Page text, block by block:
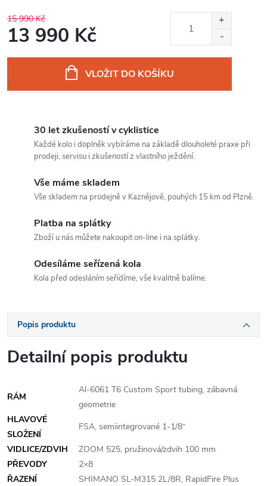
15 990 Kč
13 990 Kč
VLOŽIT DO KOŠÍKU
30 let zkušeností v cyklistice
Každé kolo i doplněk vybíráme na základě dlouholeté praxe při
prodeji, servisu i zkušeností z vlastního ježdění.
Vše máme skladem
Vše skladem na prodejně v Kaznějově, pouhých 15 km od Plzně.
Platba na splátky
Zboží u nás můžete nakoupit on-line i na splátky.
Odesíláme seřízená kola
Kola před odesláním seřídíme, vše kvalitně balíme.
Popis produktu
Detailní popis produktu
RÁM
Al-6061 T6 Custom Sport tubing, zábavná
geometrie
HLAVOVÉ
SLOŽENÍ
FSA, semiintegrované 1-1/8“
VIDLICE/ZDVIH
ZOOM 525, pružinová/zdvih 100 mm
PŘEVODY
2×8
ŘAZENÍ
SHIMANO SL-M315 2L/8R, RapidFire Plus